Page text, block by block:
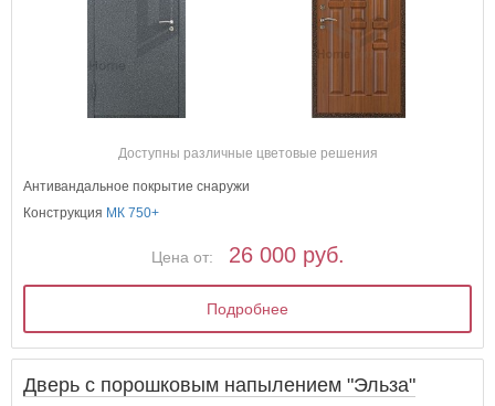
Доступны различные цветовые решения
Антивандальное покрытие снаружи
Конструкция МК 750+
Цена от: 26 000 руб.
Подробнее
Дверь с порошковым напылением "Эльза"